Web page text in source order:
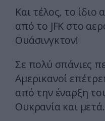
Και τέλος, το
από το JFK στο
Ουάσινγκτον!
Σε πολύ σπάνιες
Αμερικανοί
από την έναρξη
Ουκρανία και μετά.